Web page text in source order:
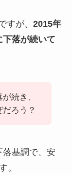
すが、 2015年
落が続いて
続き、
ろう？
落基調で、安
。